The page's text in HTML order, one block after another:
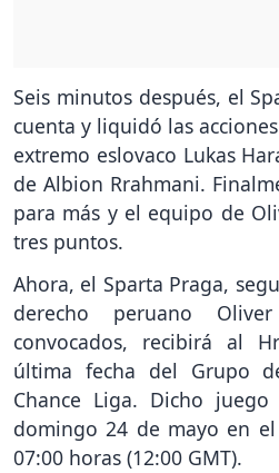
Seis minutos después, el
cuenta y liquidó las
extremo eslovaco Lukas
de Albion Rrahmani.
para más y el equipo de
tres puntos.
Ahora, el Sparta Praga,
derecho peruano
convocados, recibirá al
última fecha del Grupo
Chance Liga. Dicho
domingo 24 de mayo en
07:00 horas (12:00 GMT).